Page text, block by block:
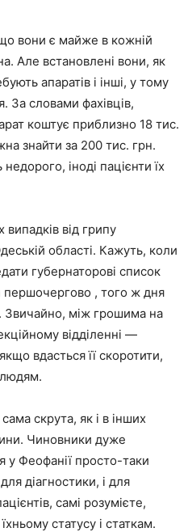
вони є майже в кожній
Але встановлені вони, як
апаратів і інші, у тому
За словами фахівців,
коштує приблизно 18 тис.
знайти за 200 тис. грн.
іноді пацієнти їх
від грипу
області. Кажуть, коли
губернаторові список
першочергово , того ж дня
Звичайно, між грошима на
відділенні —
вдасться її скоротити,
скрута, як і в інших
Чиновники дуже
у Феофанії просто-таки
діагностики, і для
самі розумієте,
статусу і статкам.